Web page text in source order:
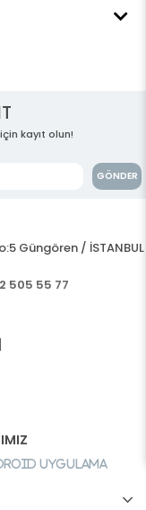
kayıt olun!
GÖNDER
Güngören / İSTANBUL
505 55 77
Uygulama